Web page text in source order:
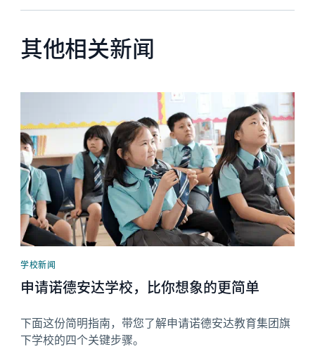
其他相关新闻
学校新闻
申请诺德安达学校，比你想象的更简单
下面这份简明指南，带您了解申请诺德安达教育集团旗
下学校的四个关键步骤。